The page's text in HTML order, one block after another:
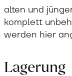
alten und
komplett
werden hier
Lagerung